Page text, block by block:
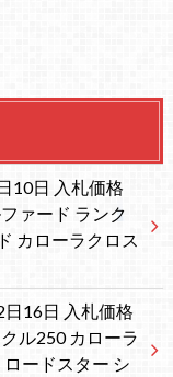
10日 入札価格
ァード ランク
カローラクロス
16日 入札価格
ル250 カローラ
ードスター シ